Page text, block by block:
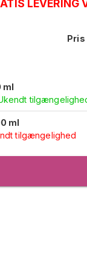
LEVERING
Pris
ml
ml
tilgængelighed